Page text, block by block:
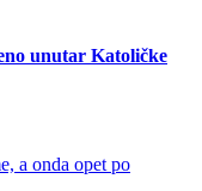
unutar Katoličke